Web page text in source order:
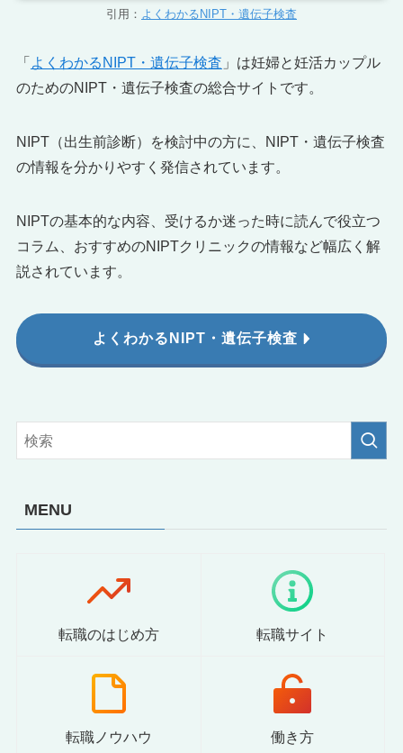
引用： よくわかるNIPT・遺伝子検査
「 よくわかるNIPT・遺伝子検査 」は妊婦と妊活カップル
のためのNIPT・遺伝子検査の総合サイトです。
NIPT（出生前診断）を検討中の方に、NIPT・遺伝子検査
の情報を分かりやすく発信されています。
NIPTの基本的な内容、受けるか迷った時に読んで役立つ
コラム、おすすめのNIPTクリニックの情報など幅広く解
説されています。
よくわかるNIPT・遺伝子検査
MENU
転職のはじめ方 転職サイト
転職ノウハウ 働き方